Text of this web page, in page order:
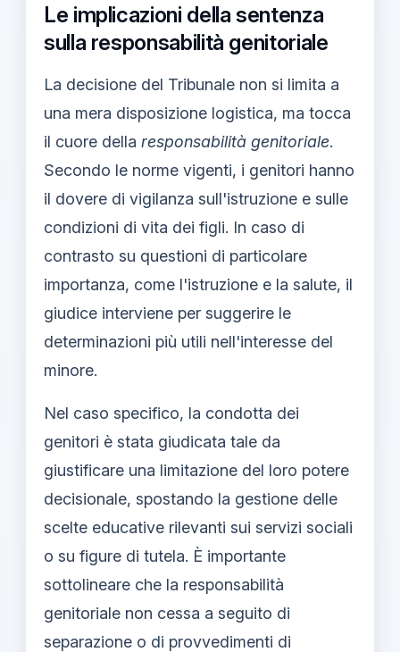
Le implicazioni della sentenza
sulla responsabilità genitoriale
La decisione del Tribunale non si limita a
una mera disposizione logistica, ma tocca
il cuore della responsabilità genitoriale.
Secondo le norme vigenti, i genitori hanno
il dovere di vigilanza sull'istruzione e sulle
condizioni di vita dei figli. In caso di
contrasto su questioni di particolare
importanza, come l'istruzione e la salute, il
giudice interviene per suggerire le
determinazioni più utili nell'interesse del
minore.
Nel caso specifico, la condotta dei
genitori è stata giudicata tale da
giustificare una limitazione del loro potere
decisionale, spostando la gestione delle
scelte educative rilevanti sui servizi sociali
o su figure di tutela. È importante
sottolineare che la responsabilità
genitoriale non cessa a seguito di
separazione o di provvedimenti di